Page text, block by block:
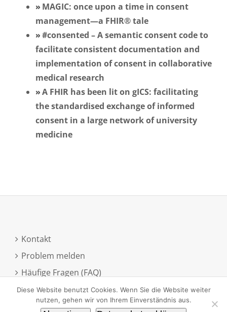
MAGIC: once upon a time in consent
management—a FHIR® tale
#consented – A semantic consent code to
facilitate consistent documentation and
implementation of consent in collaborative
medical research
A FHIR has been lit on gICS: facilitating
the standardised exchange of informed
consent in a large network of university
medicine
Kontakt
Problem melden
Häufige Fragen (FAQ)
Anmeldung zum Newsletter
Diese Website benutzt Cookies. Wenn Sie die Website weiter
nutzen, gehen wir von Ihrem Einverständnis aus.